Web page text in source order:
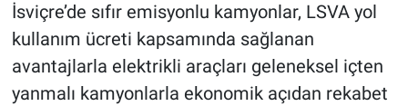
İsviçre’de sıfır emisyonlu kamyonlar, LSVA yol
kullanım ücreti kapsamında sağlanan
avantajlarla elektrikli araçları geleneksel içten
yanmalı kamyonlarla ekonomik açıdan rekabet